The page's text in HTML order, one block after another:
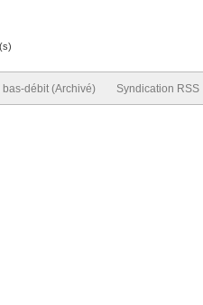
bas-débit (Archivé) Syndication RSS